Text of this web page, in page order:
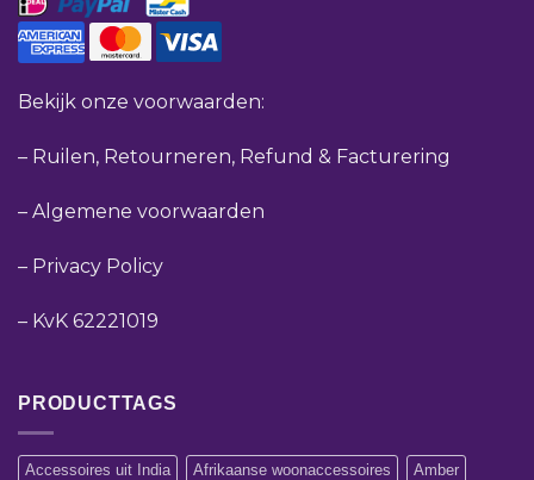
Bekijk onze voorwaarden:
– Ruilen, Retourneren, Refund & Facturering
– Algemene voorwaarden
– Privacy Policy
– KvK 62221019
PRODUCTTAGS
Accessoires uit India Afrikaanse woonaccessoires Amber